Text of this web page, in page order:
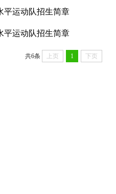
平运动队招生简章
平运动队招生简章
共6条 上页 1 下页